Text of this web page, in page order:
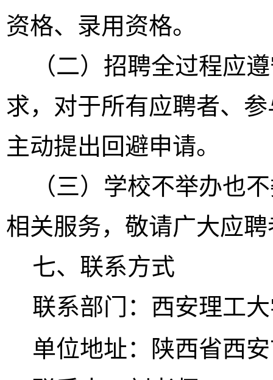
资格、录用资格。
（二）招聘全过程应
求，对于所有应聘者、
主动提出回避申请。
（三）学校不举办也
相关服务，敬请广大应
七、联系方式
联系部门：西安理工
单位地址：陕西省西